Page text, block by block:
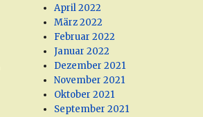
April 2022
März 2022
Februar 2022
Januar 2022
Dezember 2021
November 2021
Oktober 2021
September 2021